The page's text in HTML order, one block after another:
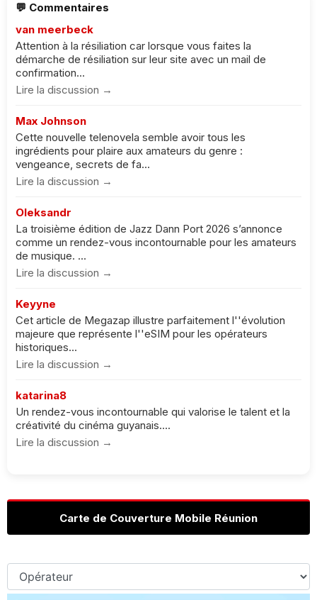
💬 Commentaires
van meerbeck
Attention à la résiliation car lorsque vous faites la
démarche de résiliation sur leur site avec un mail de
confirmation...
Lire la discussion →
Max Johnson
Cette nouvelle telenovela semble avoir tous les
ingrédients pour plaire aux amateurs du genre :
vengeance, secrets de fa...
Lire la discussion →
Oleksandr
La troisième édition de Jazz Dann Port 2026 s’annonce
comme un rendez-vous incontournable pour les amateurs
de musique. ...
Lire la discussion →
Keyyne
Cet article de Megazap illustre parfaitement l''évolution
majeure que représente l''eSIM pour les opérateurs
historiques...
Lire la discussion →
katarina8
Un rendez-vous incontournable qui valorise le talent et la
créativité du cinéma guyanais....
Lire la discussion →
Carte de Couverture Mobile Réunion